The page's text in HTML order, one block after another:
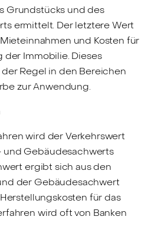
Grundstücks und des
ermittelt. Der letztere Wert
und Kosten für
Immobilie. Dieses
Regel in den Bereichen
zur Anwendung.
wird der Verkehrswert
und Gebäudesachwerts
ergibt sich aus den
der Gebäudesachwert
für das
wird oft von Banken